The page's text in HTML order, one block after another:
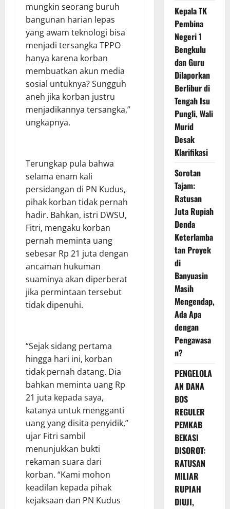
mungkin seorang buruh
bangunan harian lepas
yang awam teknologi bisa
menjadi tersangka TPPO
hanya karena korban
membuatkan akun media
sosial untuknya? Sungguh
aneh jika korban justru
menjadikannya tersangka,”
ungkapnya.
Terungkap pula bahwa
selama enam kali
persidangan di PN Kudus,
pihak korban tidak pernah
hadir. Bahkan, istri DWSU,
Fitri, mengaku korban
pernah meminta uang
sebesar Rp 21 juta dengan
ancaman hukuman
suaminya akan diperberat
jika permintaan tersebut
tidak dipenuhi.
“Sejak sidang pertama
hingga hari ini, korban
tidak pernah datang. Dia
bahkan meminta uang Rp
21 juta kepada saya,
katanya untuk mengganti
uang yang disita penyidik,”
ujar Fitri sambil
menunjukkan bukti
rekaman suara dari
korban. “Kami mohon
keadilan kepada pihak
kejaksaan dan PN Kudus
Kepala TK
Pembina
Negeri 1
Bengkulu
dan Guru
Dilaporkan
Berlibur di
Tengah Isu
Pungli, Wali
Murid
Desak
Klarifikasi
Sorotan
Tajam:
Ratusan
Juta Rupiah
Denda
Keterlamba
tan Proyek
di
Banyuasin
Masih
Mengendap,
Ada Apa
dengan
Pengawasa
n?
PENGELOLA
AN DANA
BOS
REGULER
PEMKAB
BEKASI
DISOROT:
RATUSAN
MILIAR
RUPIAH
DIUJI,